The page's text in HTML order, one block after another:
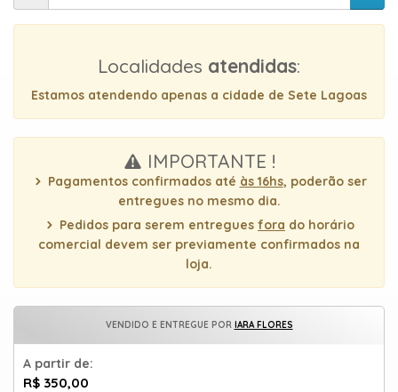
Envie-
nos
Localidades atendidas:
Estamos atendendo apenas a cidade de Sete Lagoas
IMPORTANTE !
Pagamentos confirmados até às 16hs, poderão ser
entregues no mesmo dia.
Pedidos para serem entregues fora do horário
comercial devem ser previamente confirmados na
loja.
VENDIDO E ENTREGUE POR IARA FLORES
A partir de:
R$ 350,00